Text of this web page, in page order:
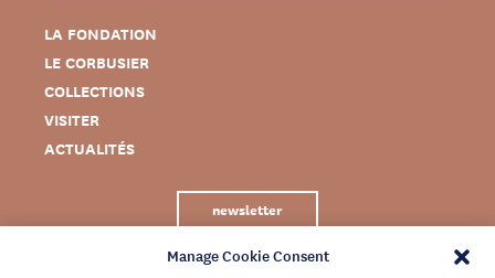
Manage Cookie Consent
LA FONDATION
LE CORBUSIER
COLLECTIONS
VISITER
ACTUALITÉS
newsletter